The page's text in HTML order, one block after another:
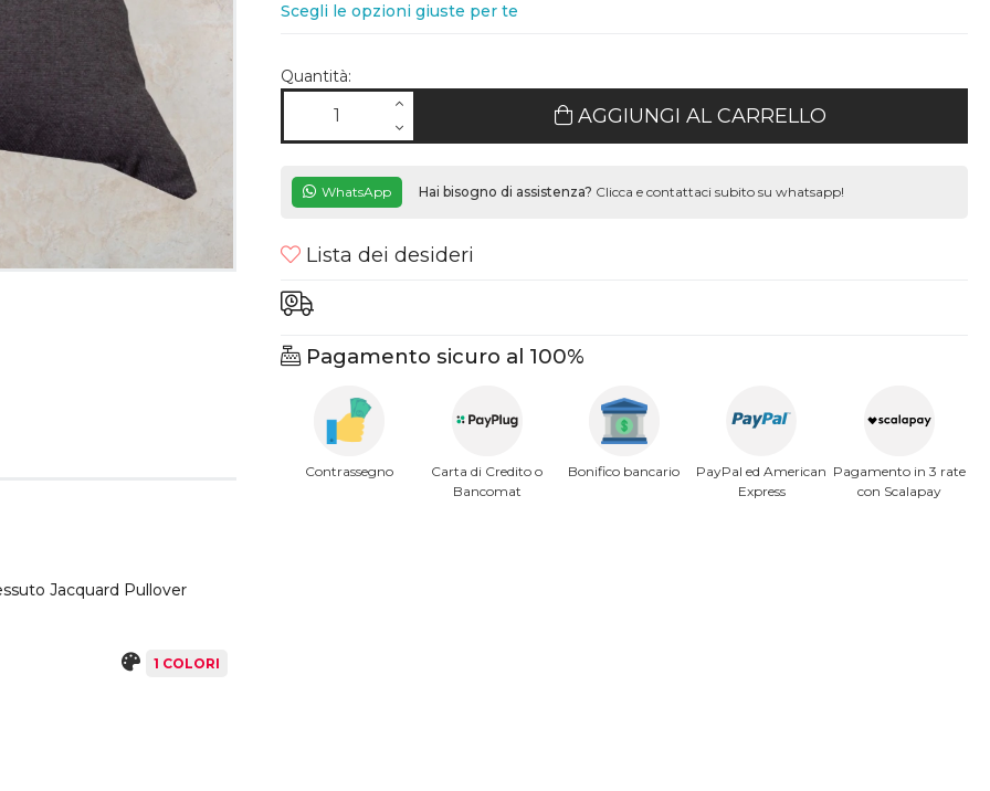
Jacquard Pullover
1 COLORI
Scegli le opzioni giuste per te
Quantità:
AGGIUNGI AL CARRELLO
WhatsApp Hai bisogno di assistenza? Clicca e contattaci subito su whatsapp!
Lista dei desideri
Pagamento sicuro al 100%
Contrassegno
Carta di Credito o
Bancomat
Bonifico bancario
PayPal ed American
Express
Pagamento in 3 rate
con Scalapay